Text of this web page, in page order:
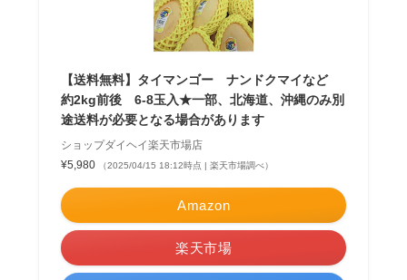
【送料無料】タイマンゴー ナンドクマイなど
約2kg前後 6-8玉入★一部、北海道、沖縄のみ別
途送料が必要となる場合があります
ショップダイヘイ楽天市場店
¥5,980
（2025/04/15 18:12時点 | 楽天市場調べ）
Amazon
楽天市場